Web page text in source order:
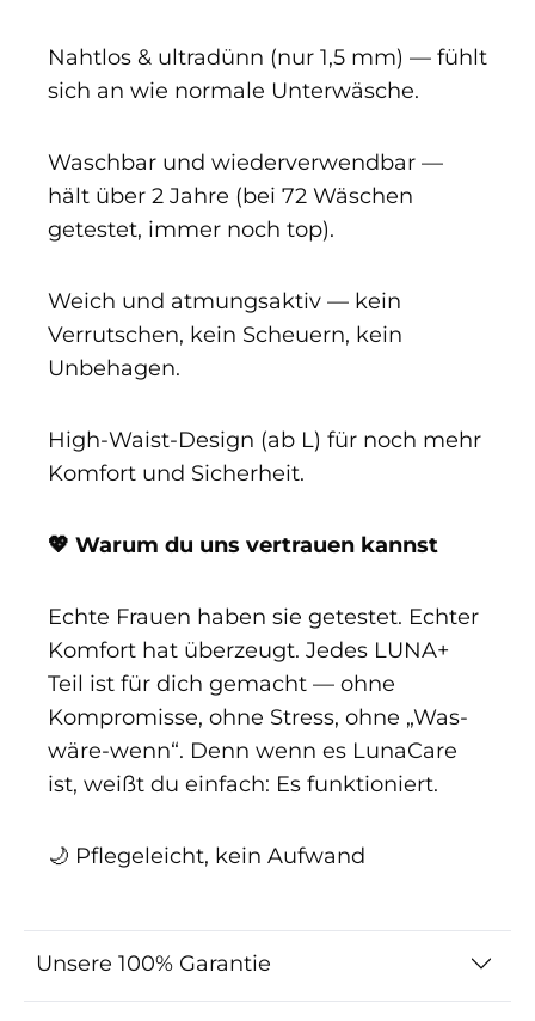
Nahtlos & ultradünn (nur 1,5 mm) — fühlt
sich an wie normale Unterwäsche.
Waschbar und wiederverwendbar —
hält über 2 Jahre (bei 72 Wäschen
getestet, immer noch top).
Weich und atmungsaktiv — kein
Verrutschen, kein Scheuern, kein
Unbehagen.
High-Waist-Design (ab L) für noch mehr
Komfort und Sicherheit.
💖 Warum du uns vertrauen kannst
Echte Frauen haben sie getestet. Echter
Komfort hat überzeugt. Jedes LUNA+
Teil ist für dich gemacht — ohne
Kompromisse, ohne Stress, ohne „Was-
wäre-wenn“. Denn wenn es LunaCare
ist, weißt du einfach: Es funktioniert.
🌙 Pflegeleicht, kein Aufwand
Unsere 100% Garantie